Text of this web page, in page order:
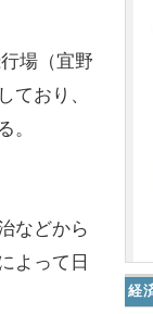
場（宜野
ており、
。
などから
よって日
経